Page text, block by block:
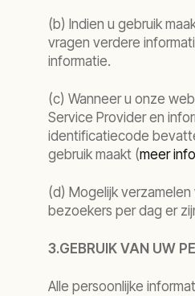
(b) Indien u gebruik
vragen verdere
informatie.
(c) Wanneer u onze
Service Provider en
identificatiecode
gebruik maakt (meer
(d) Mogelijk
bezoekers per dag er
3.GEBRUIK VAN UW
Alle persoonlijke